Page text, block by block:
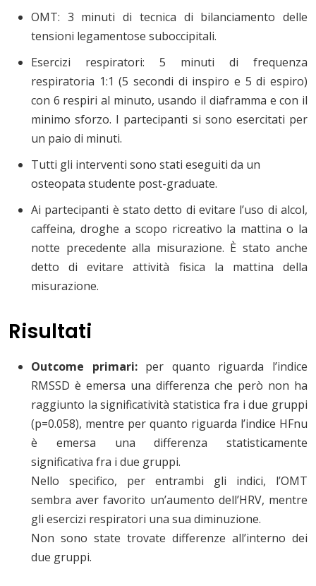
OMT: 3 minuti di tecnica di bilanciamento delle
tensioni legamentose suboccipitali.
Esercizi respiratori: 5 minuti di frequenza
respiratoria 1:1 (5 secondi di inspiro e 5 di espiro)
con 6 respiri al minuto, usando il diaframma e con il
minimo sforzo. I partecipanti si sono esercitati per
un paio di minuti.
Tutti gli interventi sono stati eseguiti da un
osteopata studente post-graduate.
Ai partecipanti è stato detto di evitare l’uso di alcol,
caffeina, droghe a scopo ricreativo la mattina o la
notte precedente alla misurazione. È stato anche
detto di evitare attività fisica la mattina della
misurazione.
Risultati
Outcome primari:per quanto riguarda l’indice
RMSSD è emersa una differenza che però non ha
raggiunto la significatività statistica fra i due gruppi
(p=0.058), mentre per quanto riguarda l’indice HFnu
è emersa una differenza statisticamente
significativa fra i due gruppi.
Nello specifico, per entrambi gli indici, l’OMT
sembra aver favorito un’aumento dell’HRV, mentre
gli esercizi respiratori una sua diminuzione.
Non sono state trovate differenze all’interno dei
due gruppi.